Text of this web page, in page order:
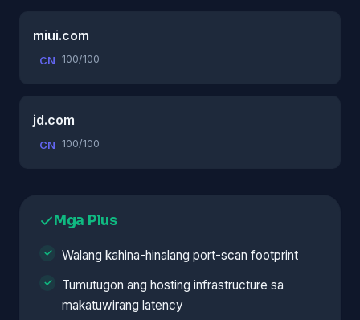
miui.com
CN 100/100
jd.com
CN 100/100
Mga Plus
Walang kahina-hinalang port-scan footprint
Tumutugon ang hosting infrastructure sa
makatuwirang latency